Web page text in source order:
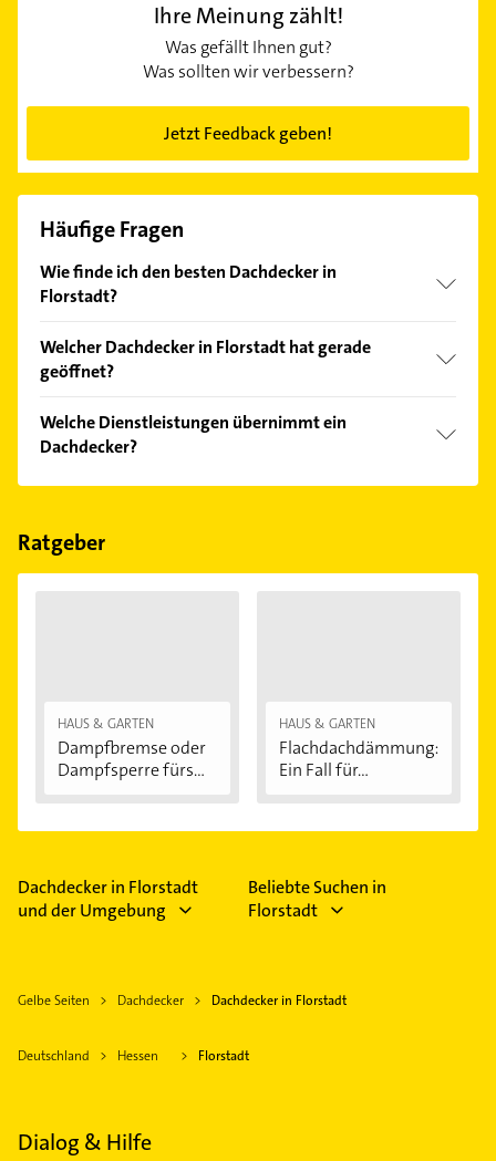
Ihre Meinung zählt!
Was gefällt Ihnen gut?
Was sollten wir verbessern?
Jetzt Feedback geben!
Häufige Fragen
Wie finde ich den besten Dachdecker in
Florstadt?
Kundenmeinungen und profitieren Sie von den
Empfehlungen. Die Suchergebnisse können Sie sich
Welcher Dachdecker in Florstadt hat gerade
geöffnet?
Bitte beachten Sie, dass diese an Sonn- und
Feiertagen abweichen können.
Welche Dienstleistungen übernimmt ein
Dachdecker?
Folgende Leistungen werden angeboten:
Ratgeber
HAUS & GARTEN
Dampfbremse oder
Dampfsperre fürs...
HAUS & GARTEN
Flachdachdämmung:
Ein Fall für...
Dachdecker in Florstadt
und der Umgebung
Beliebte Suchen in
Florstadt
Gelbe Seiten Dachdecker Dachdecker in Florstadt
Deutschland Hessen Florstadt
Dialog & Hilfe